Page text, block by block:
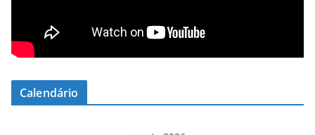
Calendário